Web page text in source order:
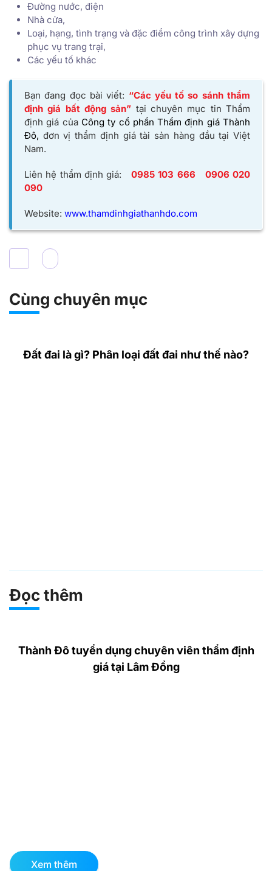
Đường nước, điện
Nhà cửa,
Loại, hạng, tình trạng và đặc điểm công trình xây dựng
phục vụ trang trại,
Các yếu tố khác
Bạn đang đọc bài viết: “Các yếu tố so sánh thẩm
định giá bất động sản” tại chuyên mục tin Thẩm
định giá của Công ty cổ phần Thẩm định giá Thành
Đô, đơn vị thẩm định giá tài sản hàng đầu tại Việt
Nam.
Liên hệ thẩm định giá: 0985 103 666
0906 020
090
Website: www.thamdinhgiathanhdo.com
Cùng chuyên mục
Đất đai là gì? Phân loại đất đai như thế nào?
Đọc thêm
Thành Đô tuyển dụng chuyên viên thẩm định
giá tại Lâm Đồng
Xem thêm